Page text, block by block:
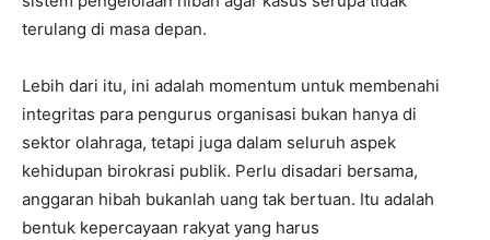
terulang di masa depan.
Lebih dari itu, ini adalah momentum untuk membenahi
integritas para pengurus organisasi bukan hanya di
sektor olahraga, tetapi juga dalam seluruh aspek
kehidupan birokrasi publik. Perlu disadari bersama,
anggaran hibah bukanlah uang tak bertuan. Itu adalah
bentuk kepercayaan rakyat yang harus